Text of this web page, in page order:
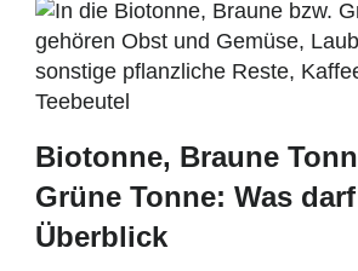
Biotonne, Braune
Grüne Tonne: Was
Überblick